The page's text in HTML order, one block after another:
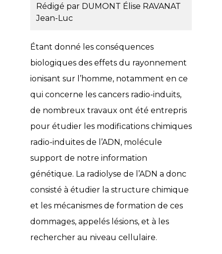
Rédigé par DUMONT Élise RAVANAT
Jean-Luc
Étant donné les conséquences
biologiques des effets du rayonnement
ionisant sur l’homme, notamment en ce
qui concerne les cancers radio-induits,
de nombreux travaux ont été entrepris
pour étudier les modifications chimiques
radio-induites de l’ADN, molécule
support de notre information
génétique. La radiolyse de l’ADN a donc
consisté à étudier la structure chimique
et les mécanismes de formation de ces
dommages, appelés lésions, et à les
rechercher au niveau cellulaire.